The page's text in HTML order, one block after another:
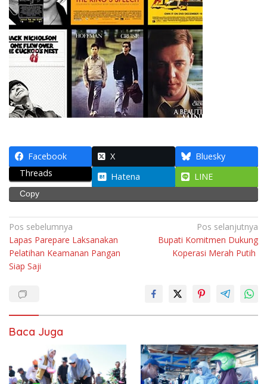
Facebook X
Bluesky
Threads
Hatena LINE
Copy
Navigasi
pos
Pos sebelumnya
Lapas Parepare Laksanakan
Pelatihan Keamanan Pangan
Siap Saji
Pos selanjutnya
Bupati Komitmen Dukung
Koperasi Merah Putih
Baca Juga